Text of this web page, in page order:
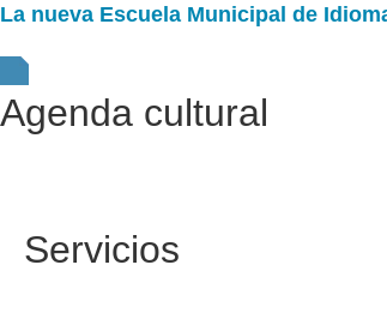
La nueva Escuela Municipal de
Agenda cultural
Servicios